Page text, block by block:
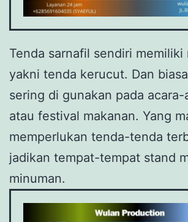
Tenda sarnafil sendiri memiliki
yakni tenda kerucut. Dan
sering di gunakan pada acara-
atau festival makanan. Yang
memperlukan tenda-tenda
jadikan tempat-tempat stand
minuman.